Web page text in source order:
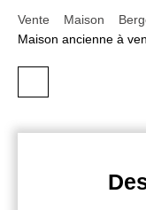
Vente Maison
Maison ancienne à